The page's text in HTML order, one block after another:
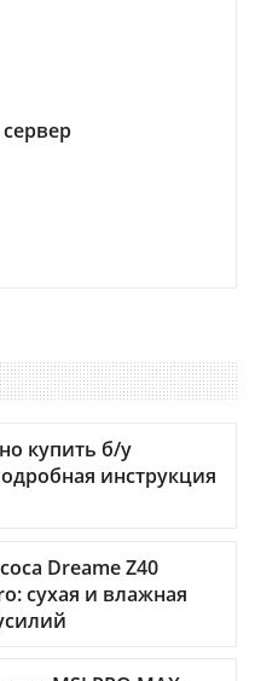
купить б/у
инструкция
Dreame Z40
сухая и влажная